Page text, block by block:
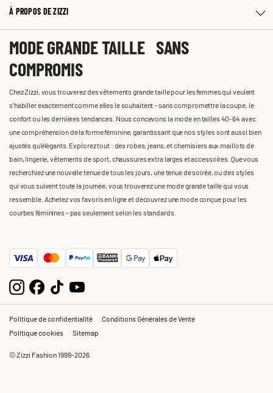
À PROPOS DE ZIZZI
MODE GRANDE TAILLE SANS
COMPROMIS
Chez Zizzi, vous trouverez des vêtements grande taille pour les femmes qui veulent
s'habiller exactement comme elles le souhaitent – sans compromettre la coupe, le
confort ou les dernières tendances. Nous concevons la mode en tailles 40-64 avec
une compréhension de la forme féminine, garantissant que nos styles sont aussi bien
ajustés qu'élégants. Explorez tout : des robes, jeans, et chemisiers aux maillots de
bain, lingerie, vêtements de sport, chaussures extra larges et accessoires. Que vous
recherchiez une nouvelle tenue de tous les jours, une tenue de soirée, ou des styles
qui vous suivent toute la journée, vous trouverez une mode grande taille qui vous
ressemble. Achetez vos favoris en ligne et découvrez une mode conçue pour les
courbes féminines – pas seulement selon les standards.
Politique de confidentialité
Conditions Générales de Vente
Politique cookies
Sitemap
© Zizzi Fashion 1999-2026